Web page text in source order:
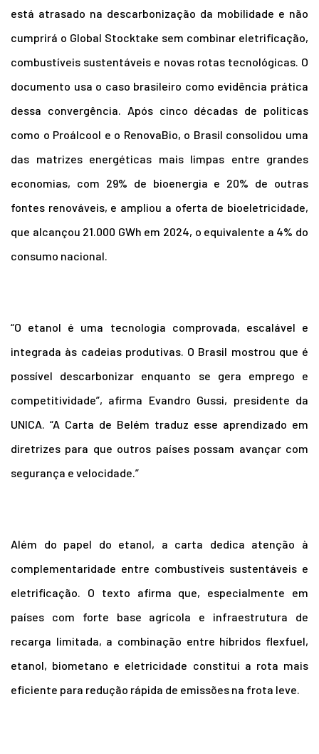
está atrasado na descarbonização da mobilidade e não
cumprirá o Global Stocktake sem combinar eletrificação,
combustíveis sustentáveis e novas rotas tecnológicas. O
documento usa o caso brasileiro como evidência prática
dessa convergência. Após cinco décadas de políticas
como o Proálcool e o RenovaBio, o Brasil consolidou uma
das matrizes energéticas mais limpas entre grandes
economias, com 29% de bioenergia e 20% de outras
fontes renováveis, e ampliou a oferta de bioeletricidade,
que alcançou 21.000 GWh em 2024, o equivalente a 4% do
consumo nacional.
“O etanol é uma tecnologia comprovada, escalável e
integrada às cadeias produtivas. O Brasil mostrou que é
possível descarbonizar enquanto se gera emprego e
competitividade”, afirma Evandro Gussi, presidente da
UNICA. “A Carta de Belém traduz esse aprendizado em
diretrizes para que outros países possam avançar com
segurança e velocidade.”
Além do papel do etanol, a carta dedica atenção à
complementaridade entre combustíveis sustentáveis e
eletrificação. O texto afirma que, especialmente em
países com forte base agrícola e infraestrutura de
recarga limitada, a combinação entre híbridos flexfuel,
etanol, biometano e eletricidade constitui a rota mais
eficiente para redução rápida de emissões na frota leve.